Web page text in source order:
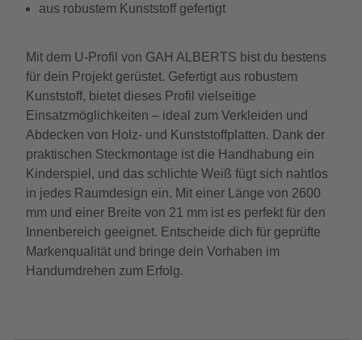
aus robustem Kunststoff gefertigt
Mit dem U-Profil von GAH ALBERTS bist du bestens
für dein Projekt gerüstet. Gefertigt aus robustem
Kunststoff, bietet dieses Profil vielseitige
Einsatzmöglichkeiten – ideal zum Verkleiden und
Abdecken von Holz- und Kunststoffplatten. Dank der
praktischen Steckmontage ist die Handhabung ein
Kinderspiel, und das schlichte Weiß fügt sich nahtlos
in jedes Raumdesign ein. Mit einer Länge von 2600
mm und einer Breite von 21 mm ist es perfekt für den
Innenbereich geeignet. Entscheide dich für geprüfte
Markenqualität und bringe dein Vorhaben im
Handumdrehen zum Erfolg.